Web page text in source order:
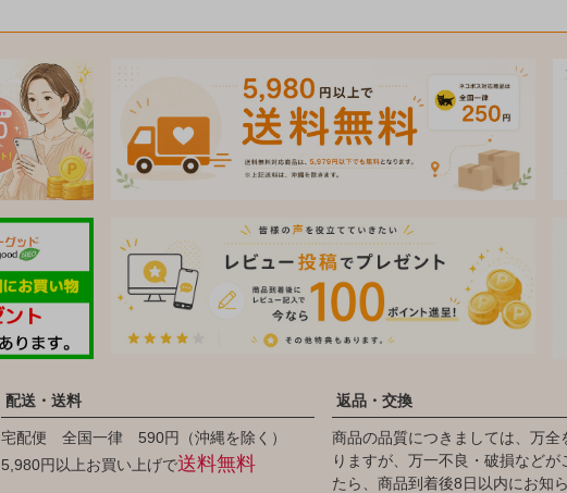
配送・送料
宅配便 全国一律 590円（沖縄を除く）
5,980円以上お買い上げで送料無料
返品・交換
商品の品質につきましては、万全
りますが、万一不良・破損などが
たら、商品到着後8日以内にお知